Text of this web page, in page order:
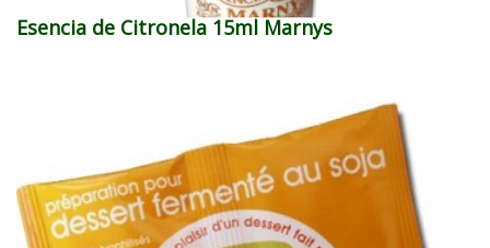
Esencia de Citronela 15ml Marnys